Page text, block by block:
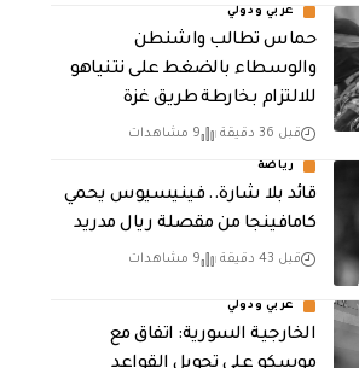
عربي ودولي
حماس تطالب واشنطن
والوسطاء بالضغط على نتنياهو
للالتزام بخارطة طريق غزة
قبل 36 دقيقة 9 مشاهدات
رياضة
قائد بلا شارة.. فينيسيوس يحمي
كامافينجا من مقصلة ريال مدريد
قبل 43 دقيقة 9 مشاهدات
عربي ودولي
الخارجية السورية: اتفاق مع
موسكو على تحويل القواعد